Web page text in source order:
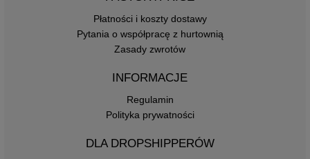
Płatności i koszty dostawy
Pytania o współpracę z hurtownią
Zasady zwrotów
INFORMACJE
Regulamin
Polityka prywatności
DLA DROPSHIPPERÓW